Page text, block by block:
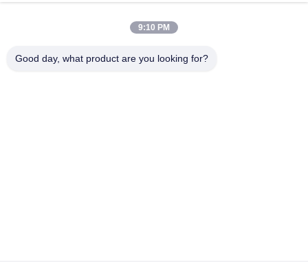
Rumah
Produk
9:10 PM
Good day, what product are you looking for?